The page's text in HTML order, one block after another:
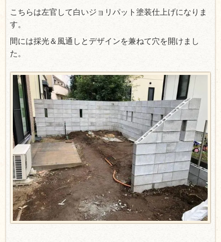
こちらは左官して白いジョリパット塗装仕上げになりま
す。
間には採光＆風通しとデザインを兼ねて穴を開けまし
た。